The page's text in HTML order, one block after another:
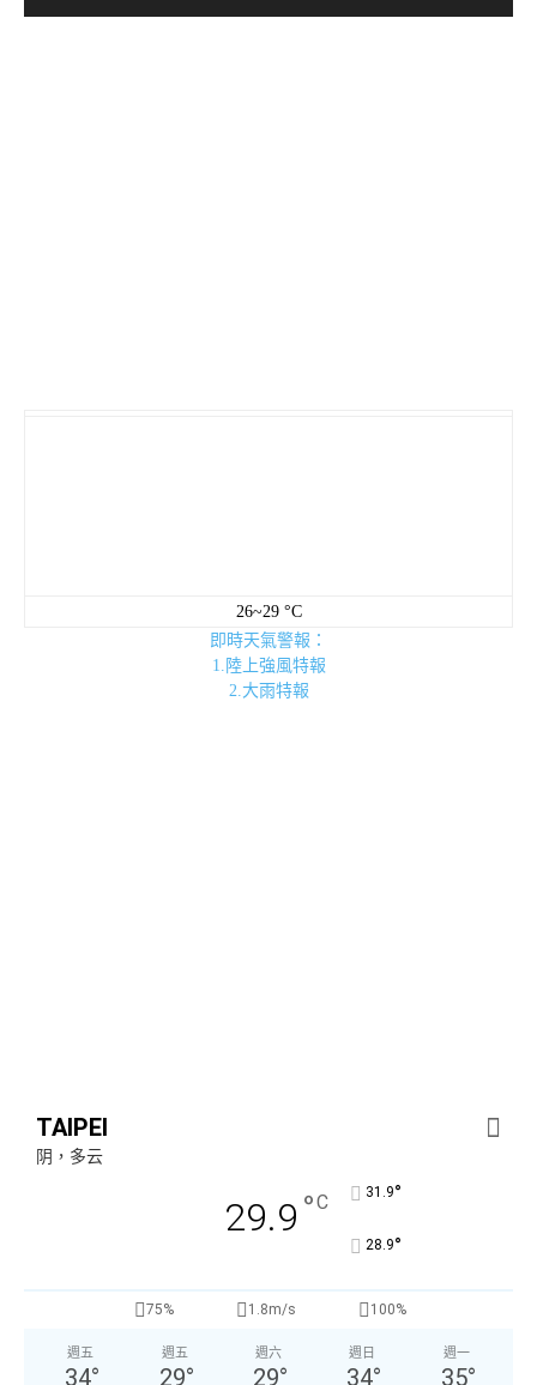
26~29 °C
即時天氣警報：
1.陸上強風特報
2.大雨特報
TAIPEI
阴，多云
29.9 °C 31.9°
28.9°
75% 1.8m/s 100%
週五
34°
週五
29°
週六
29°
週日
34°
週一
35°